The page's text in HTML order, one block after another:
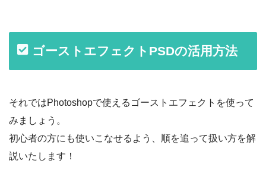
ゴーストエフェクトPSDの活用方法
それではPhotoshopで使えるゴーストエフェクトを使って
みましょう。
初心者の方にも使いこなせるよう、順を追って扱い方を解
説いたします！